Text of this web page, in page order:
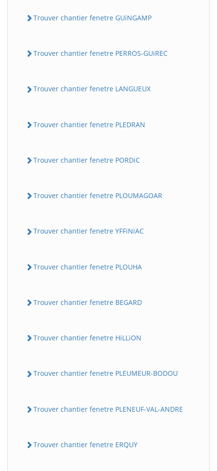
Trouver chantier fenetre GUiNGAMP
Trouver chantier fenetre PERROS-GUiREC
Trouver chantier fenetre LANGUEUX
Trouver chantier fenetre PLEDRAN
Trouver chantier fenetre PORDiC
Trouver chantier fenetre PLOUMAGOAR
Trouver chantier fenetre YFFiNiAC
Trouver chantier fenetre PLOUHA
Trouver chantier fenetre BEGARD
Trouver chantier fenetre HiLLiON
Trouver chantier fenetre PLEUMEUR-BODOU
Trouver chantier fenetre PLENEUF-VAL-ANDRE
Trouver chantier fenetre ERQUY